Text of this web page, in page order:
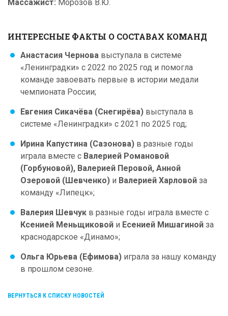
Массажист: Морозов В.Ю.
ИНТЕРЕСНЫЕ ФАКТЫ О СОСТАВАХ КОМАНД
Анастасия Чернова выступала в системе
«Ленинградки» с 2022 по 2025 год и помогла
команде завоевать первые в истории медали
чемпионата России;
Евгения Сикачёва (Снегирёва) выступала в
системе «Ленинградки» с 2021 по 2025 год;
Ирина Капустина (Сазонова) в разные годы
играла вместе с Валерией Романовой
(Горбуновой), Валерией Перовой, Анной
Озеровой (Шевченко) и Валерией Харловой за
команду «Липецк»;
Валерия Шевчук в разные годы играла вместе с
Ксенией Меньщиковой и Есенией Мишагиной за
краснодарское «Динамо»;
Ольга Юрьева (Ефимова) играла за нашу команду
в прошлом сезоне.
ВЕРНУТЬСЯ К СПИСКУ НОВОСТЕЙ